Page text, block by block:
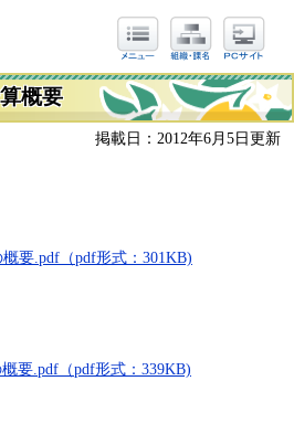
概要
掲載日：2012年6月5日更新
要.pdf（pdf形式：301KB)
要.pdf（pdf形式：339KB)